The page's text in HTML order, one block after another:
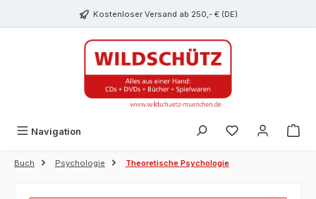
Kostenloser Versand ab 250,- € (DE)
Navigation Du hast 0
Buch Psychologie Theoretische Psychologie